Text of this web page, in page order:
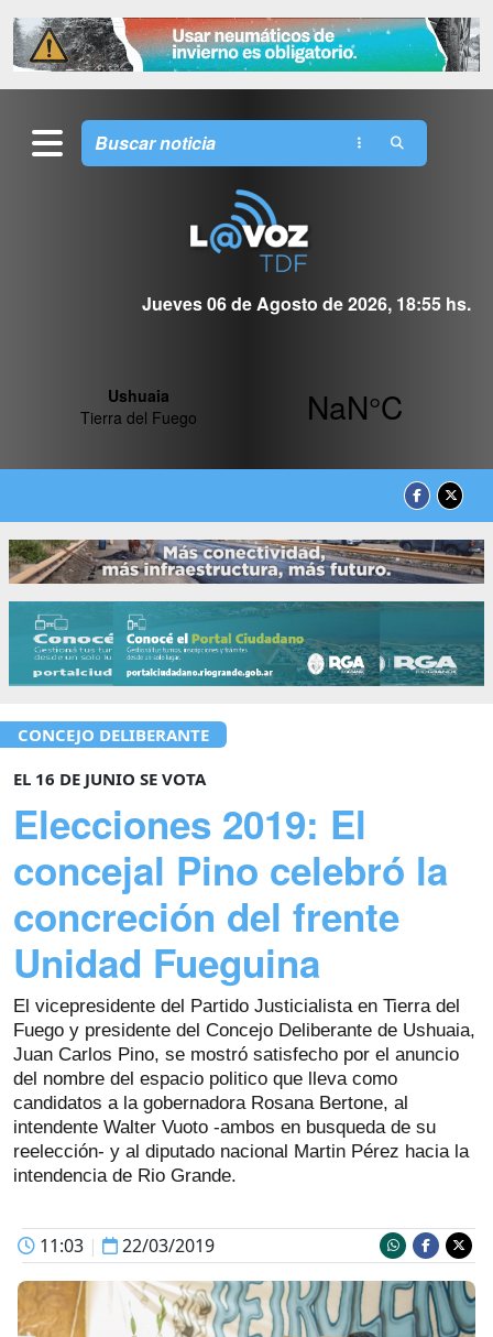
Jueves 06 de Agosto de 2026, 18:55 hs.
CONCEJO DELIBERANTE
EL 16 DE JUNIO SE VOTA
Elecciones 2019: El
concejal Pino celebró la
concreción del frente
Unidad Fueguina
El vicepresidente del Partido Justicialista en Tierra del
Fuego y presidente del Concejo Deliberante de Ushuaia,
Juan Carlos Pino, se mostró satisfecho por el anuncio
del nombre del espacio politico que lleva como
candidatos a la gobernadora Rosana Bertone, al
intendente Walter Vuoto -ambos en busqueda de su
reelección- y al diputado nacional Martin Pérez hacia la
intendencia de Rio Grande.
11:03 | 22/03/2019